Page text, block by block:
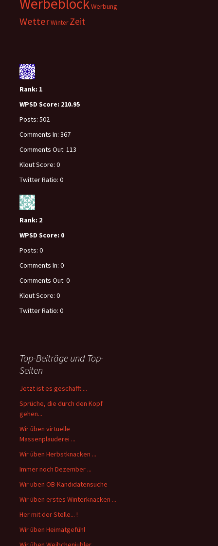
WerbeblockWerbung
WetterWinter Zeit
Rank: 1
WPSD Score: 210.95
Posts: 502
Comments In: 367
Comments Out: 113
Klout Score: 0
Twitter Ratio: 0
Rank: 2
WPSD Score: 0
Posts: 0
Comments In: 0
Comments Out: 0
Klout Score: 0
Twitter Ratio: 0
Top-Beiträge und Top-
Seiten
Jetzt ist es geschafft ...
Sprüche, die durch den Kopf
gehen...
Wir üben virtuelle
Massenplauderei ...
Wir üben Herbstknacken ...
Immer noch Dezember ...
Wir üben OB-Kandidatensuche
Wir üben erstes Winterknacken ...
Her mit der Stelle... !
Wir üben Heimatgefühl